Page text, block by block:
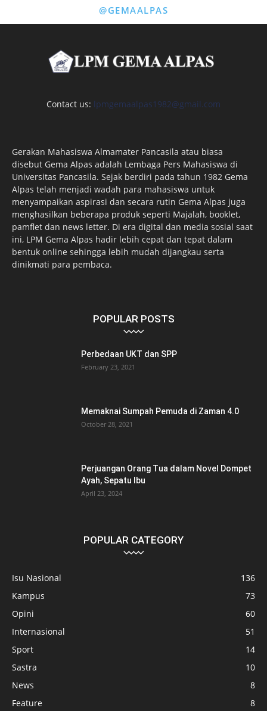
@GEMAALPAS
Contact us: lpmgemaalpas1982@gmail.com
Gerakan Mahasiswa Almamater Pancasila atau biasa
disebut Gema Alpas adalah Lembaga Pers Mahasiswa di
Universitas Pancasila. Sejak berdiri pada tahun 1982 Gema
Alpas telah menjadi wadah para mahasiswa untuk
menyampaikan aspirasi dan secara rutin Gema Alpas juga
menghasilkan beberapa produk seperti Majalah, booklet,
pamflet dan news letter. Di era digital dan media sosial saat
ini, LPM Gema Alpas hadir lebih cepat dan tepat dalam
bentuk online sehingga lebih mudah dijangkau serta
dinikmati para pembaca.
POPULAR POSTS
Perbedaan UKT dan SPP
February 23, 2021
Memaknai Sumpah Pemuda di Zaman 4.0
October 28, 2021
Perjuangan Orang Tua dalam Novel Dompet
Ayah, Sepatu Ibu
April 23, 2024
POPULAR CATEGORY
Isu Nasional
136
Kampus
73
Opini
60
Internasional
51
Sport
14
Sastra
10
News
8
Feature
8